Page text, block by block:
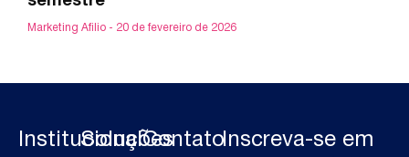
Marketing Afilio 20 de fevereiro de 2026
Institucional
SoluçõesContatoInscreva-se em